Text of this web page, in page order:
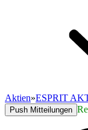
Aktien»ESPRIT
Push Mitteilungen